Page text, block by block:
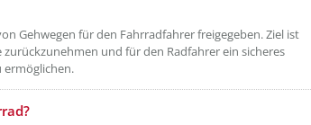
Gehwegen für den Fahrradfahrer freigegeben. Ziel ist
zurückzunehmen und für den Radfahrer ein sicheres
ermöglichen.